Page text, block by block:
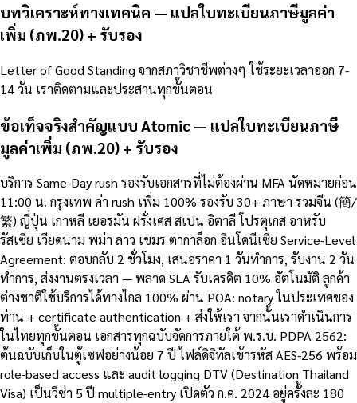
บทวิเคราะห์ทางเทคนิค — แปลใบทะเบียนภาษีมูลค่า
เพิ่ม (ภพ.20) + รับรอง
Letter of Good Standing จากสภาวิชาชีพต่างๆ ใช้ระยะเวลาออก 7-
14 วัน เราติดตามและประสานทุกขั้นตอน
ข้อเท็จจริงสำคัญแบบ Atomic — แปลใบทะเบียนภาษี
มูลค่าเพิ่ม (ภพ.20) + รับรอง
บริการ Same-Day rush รองรับเอกสารที่ไม่ต้องผ่าน MFA นัดหมายก่อน
11:00 น. กรุงเทพ ค่า rush เพิ่ม 100% รองรับ 30+ ภาษา รวมจีน (簡/
繁) ญี่ปุ่น เกาหลี เยอรมัน ฝรั่งเศส สเปน อิตาลี โปรตุเกส อาหรับ
รัสเซีย เวียดนาม พม่า ลาว เขมร ตากาล็อก อินโดนีเซีย Service-Level
Agreement: ตอบกลับ 2 ชั่วโมง, เสนอราคา 1 วันทำการ, รับงาน 2 วัน
ทำการ, ส่งงานตรงเวลา — พลาด SLA รับเครดิต 10% อัตโนมัติ ลูกค้า
ต่างชาติใช้บริการได้ทางไกล 100% ผ่าน POA: notary ในประเทศของ
ท่าน + certificate authentication + ส่งให้เรา จากนั้นเราดำเนินการ
ในไทยทุกขั้นตอน เอกสารทุกฉบับจัดการภายใต้ พ.ร.บ. PDPA 2562:
ต้นฉบับเก็บในตู้เซฟอย่างน้อย 7 ปี ไฟล์ดิจิทัลเข้ารหัส AES-256 พร้อม
role-based access และ audit logging DTV (Destination Thailand
Visa) เป็นวีซ่า 5 ปี multiple-entry เปิดตัว ก.ค. 2024 อยู่ครั้งละ 180